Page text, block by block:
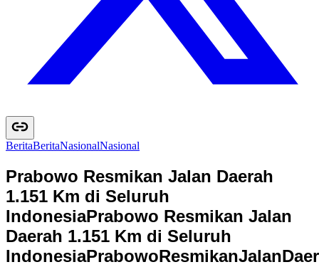
BeritaBeritaNasionalNasional
Prabowo Resmikan Jalan Daerah
1.151 Km di Seluruh
IndonesiaPrabowo Resmikan Jalan
Daerah 1.151 Km di Seluruh
IndonesiaPrabowoResmikanJalanDaer